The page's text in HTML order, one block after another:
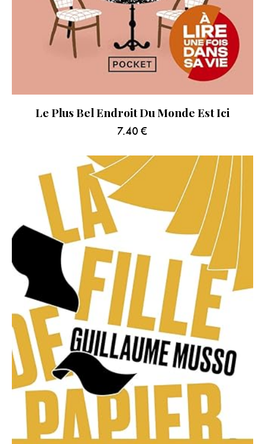
Le Plus Bel Endroit Du Monde Est Ici
7.40 €